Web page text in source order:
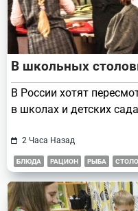
В школьных
В России хотят
в школах и детских
2 Часа Назад
БЛЮДА РАЦИОН РЫБА